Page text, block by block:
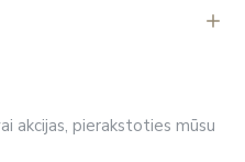
akcijas, pierakstoties mūsu